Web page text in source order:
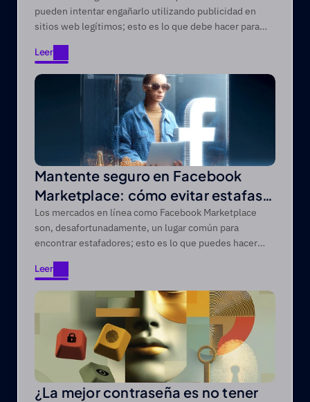
pueden intentar engañarlo utilizando publicidad en
sitios web legítimos; esto es lo que debe hacer para
Leer
Leer
Mantente seguro en Facebook
Marketplace: cómo evitar estafas
en mercados en línea
Los mercados en línea como Facebook Marketplace
son, desafortunadamente, un lugar común para
encontrar estafadores; esto es lo que puedes hacer
Leer
Leer
¿La mejor contraseña es no tener